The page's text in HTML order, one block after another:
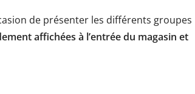
de présenter les différents groupes
affichées à l’entrée du magasin et